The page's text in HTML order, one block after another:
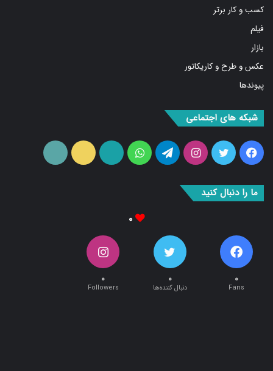
شبکه های اجتماعی
فیس
بوک
توییتراینستاگرام
تلگرامواتس
آپ
آپارات ایتا
ما را دنبال کنید
۰
Fans
۰
دنبال کننده‌ها
۰
Followers